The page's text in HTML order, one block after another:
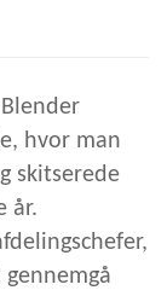
hvor man
skitserede
år.